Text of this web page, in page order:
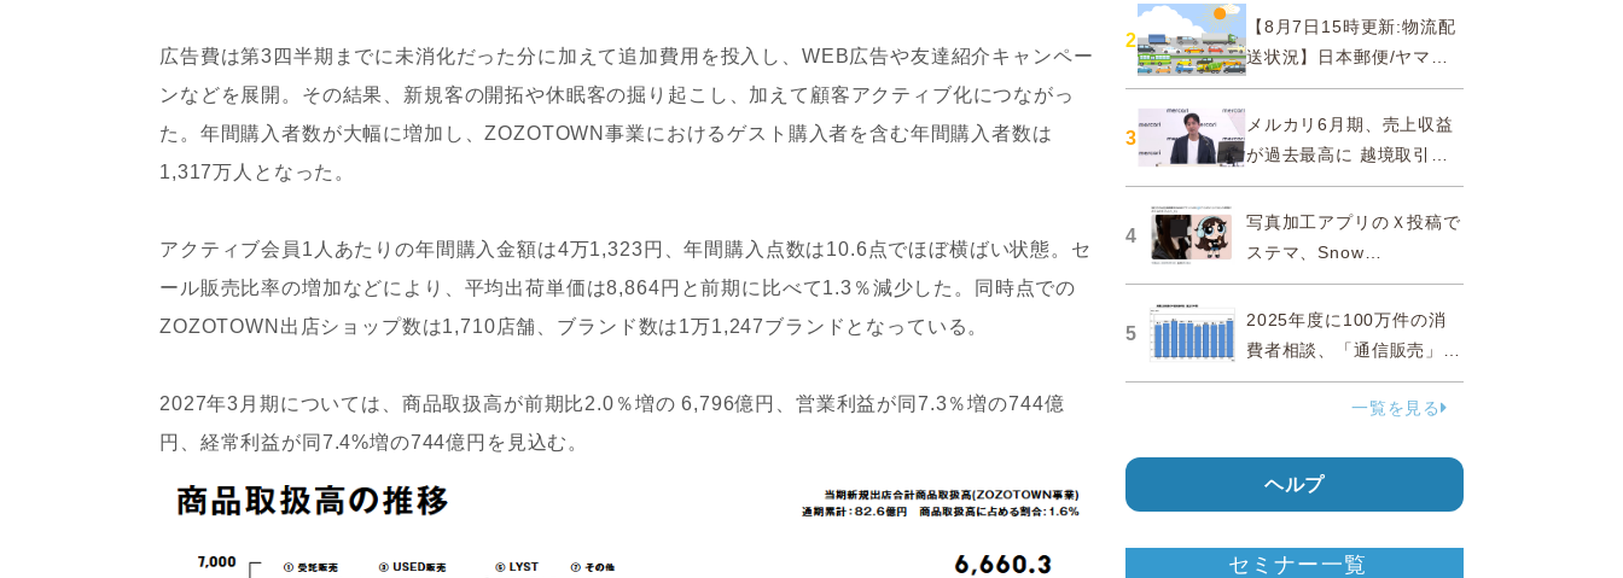
広告費は第3四半期までに未消化だった分に加えて追加費用を投入し、WEB広告や友達紹介キャンペー
ンなどを展開。その結果、新規客の開拓や休眠客の掘り起こし、加えて顧客アクティブ化につながっ
た。年間購入者数が大幅に増加し、ZOZOTOWN事業におけるゲスト購入者を含む年間購入者数は
1,317万人となった。
アクティブ会員1人あたりの年間購入金額は4万1,323円、年間購入点数は10.6点でほぼ横ばい状態。セ
ール販売比率の増加などにより、平均出荷単価は8,864円と前期に比べて1.3％減少した。同時点での
ZOZOTOWN出店ショップ数は1,710店舗、ブランド数は1万1,247ブランドとなっている。
2027年3月期については、商品取扱高が前期比2.0％増の 6,796億円、営業利益が同7.3％増の744億
円、経常利益が同7.4%増の744億円を見込む。
費者庁
2
【8月7日15時更新:物流配
送状況】日本郵便/ヤマト
運輸/佐川急便/西濃運輸/福
山通運
3
メルカリ6月期、売上収益
が過去最高に 越境取引が
急成長
4
写真加工アプリのＸ投稿で
ステマ、Snow
Corporationと日本法人に
措置命令
5
2025年度に100万件の消
費者相談、「通信販売」が
38.0％占める…国民生活セ
一覧を見る
ヘルプ
セミナー一覧